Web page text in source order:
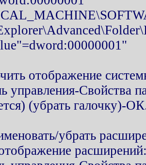
отображение
управления-Свойства
(убрать галочку)-
убрать